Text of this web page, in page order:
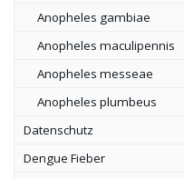
Anopheles gambiae
Anopheles maculipennis
Anopheles messeae
Anopheles plumbeus
Datenschutz
Dengue Fieber